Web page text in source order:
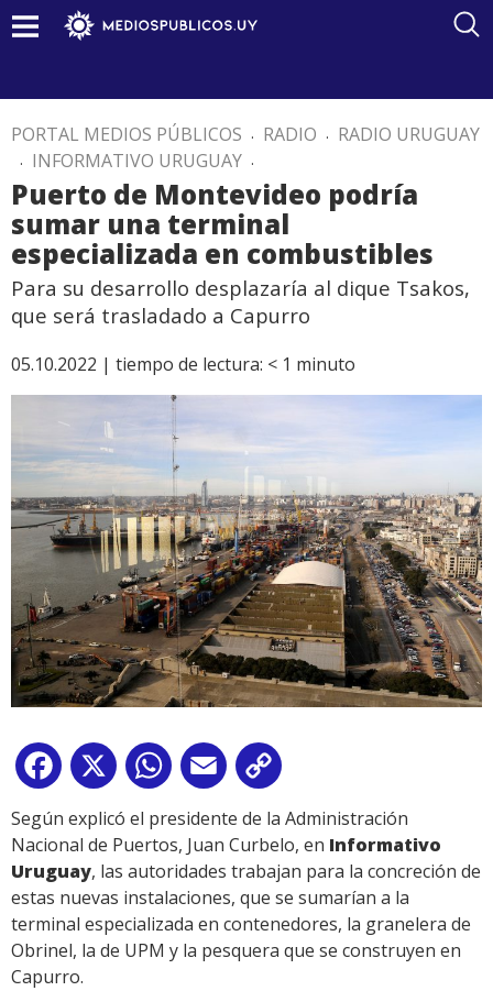
PORTAL MEDIOS PÚBLICOS . RADIO . RADIO URUGUAY
. INFORMATIVO URUGUAY .
Puerto de Montevideo podría
sumar una terminal
especializada en combustibles
Para su desarrollo desplazaría al dique Tsakos,
que será trasladado a Capurro
05.10.2022 | tiempo de lectura: < 1 minuto
Facebook
X WhatsApp
Email
Link
Según explicó el presidente de la Administración
Nacional de Puertos, Juan Curbelo, en Informativo
Uruguay, las autoridades trabajan para la concreción de
estas nuevas instalaciones, que se sumarían a la
terminal especializada en contenedores, la granelera de
Obrinel, la de UPM y la pesquera que se construyen en
Capurro.